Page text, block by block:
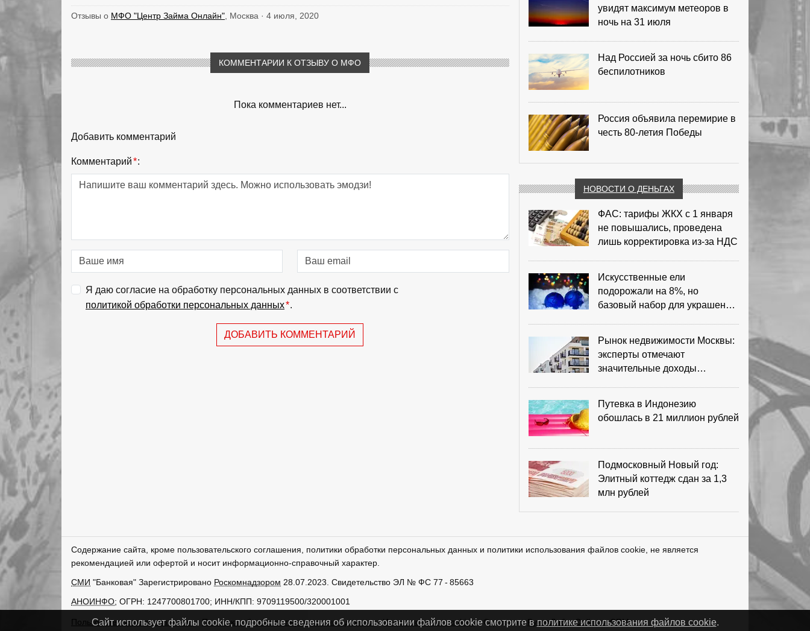
Отзывы о МФО "Центр Займа Онлайн" , Москва · 4 июля, 2020
КОММЕНТАРИИ К ОТЗЫВУ О МФО
Пока комментариев нет...
Добавить комментарий
Комментарий*:
Я даю согласие на обработку персональных данных в соответствии с
политикой обработки персональных данных*.
ДОБАВИТЬ КОММЕНТАРИЙ
увидят максимум метеоров в
ночь на 31 июля
Над Россией за ночь сбито 86
беспилотников
Россия объявила перемирие в
честь 80-летия Победы
НОВОСТИ О ДЕНЬГАХ
ФАС: тарифы ЖКХ с 1 января
не повышались, проведена
лишь корректировка из‑за НДС
Искусственные ели
подорожали на 8%, но
базовый набор для украшения
Рынок недвижимости Москвы:
эксперты отмечают
значительные доходы
Путевка в Индонезию
обошлась в 21 миллион рублей
Подмосковный Новый год:
Элитный коттедж сдан за 1,3
млн рублей
Содержание сайта, кроме пользовательского соглашения, политики обработки персональных данных и политики использования файлов cookie, не является
рекомендацией или офертой и носит информационно-справочный характер.
СМИ "Банковая" Зарегистрировано Роскомнадзором 28.07.2023. Свидетельство ЭЛ № ФС 77 - 85663
АНОИНФО; ОГРН: 1247700801700; ИНН/КПП: 9709119500/320001001
Пользовательское соглашение Политика обработки персональных данных Использование cookies Сделано вРунетЛаб – Сайты и CRM
Сайт использует файлы cookie, подробные сведения об использовании файлов cookie смотрите вполитике использования файлов cookie.